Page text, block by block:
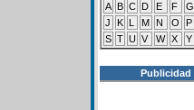
A B C D E F G
J
K L M N O P
S T U V W X Y
Publicidad